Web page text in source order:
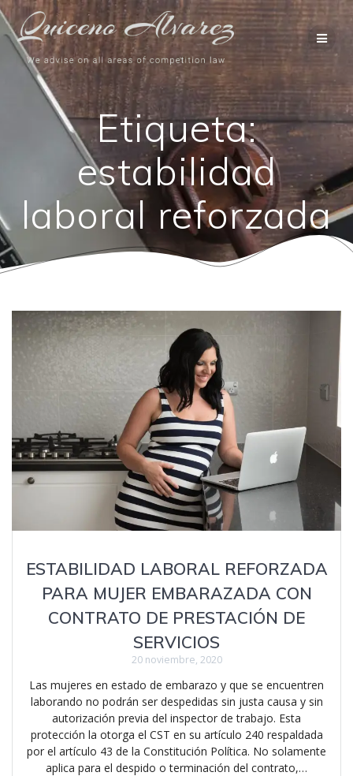
Saltar
al
contenido
Etiqueta:
estabilidad
laboral reforzada
ESTABILIDAD LABORAL REFORZADA
PARA MUJER EMBARAZADA CON
CONTRATO DE PRESTACIÓN DE
SERVICIOS
20 noviembre, 2020
Las mujeres en estado de embarazo y que se encuentren
laborando no podrán ser despedidas sin justa causa y sin
autorización previa del inspector de trabajo. Esta
protección la otorga el CST en su artículo 240 respaldada
por el artículo 43 de la Constitución Política. No solamente
aplica para el despido o terminación del contrato,…